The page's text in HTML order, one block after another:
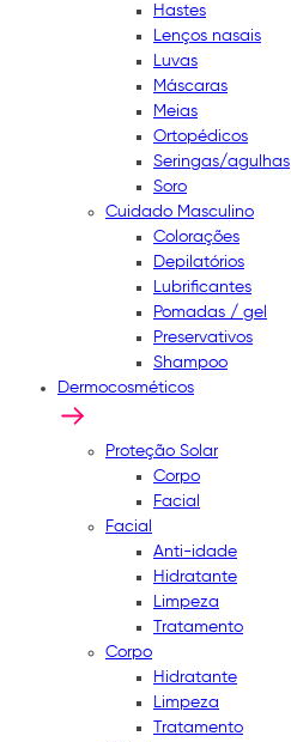
Hastes
Lenços nasais
Luvas
Máscaras
Meias
Ortopédicos
Seringas/agulhas
Soro
Cuidado Masculino
Colorações
Depilatórios
Lubrificantes
Pomadas / gel
Preservativos
Shampoo
Dermocosméticos
Proteção Solar
Corpo
Facial
Facial
Anti-idade
Hidratante
Limpeza
Tratamento
Corpo
Hidratante
Limpeza
Tratamento